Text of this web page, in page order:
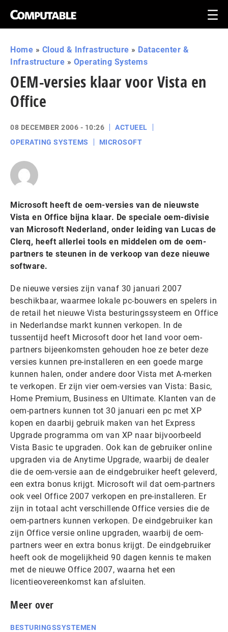
Home » Cloud & Infrastructure » Datacenter &
Infrastructure » Operating Systems
OEM-versies klaar voor Vista en
Office
08 DECEMBER 2006 - 10:26
ACTUEEL
OPERATING SYSTEMS
MICROSOFT
Microsoft heeft de oem-versies van de nieuwste
Vista en Office bijna klaar. De speciale oem-divisie
van Microsoft Nederland, onder leiding van Lucas de
Clerq, heeft allerlei tools en middelen om de oem-
partners te steunen in de verkoop van deze nieuwe
software.
De nieuwe versies zijn vanaf 30 januari 2007
beschikbaar, waarmee lokale pc-bouwers en spelers in
de retail het nieuwe Vista besturingssysteem en Office
in Nederlandse markt kunnen verkopen. In de
tussentijd heeft Microsoft door het land voor oem-
partners bijeenkomsten gehouden hoe ze beter deze
versies kunnen pre-installeren en een goede marge
kunnen halen, onder andere door Vista met A-merken
te verkopen. Er zijn vier oem-versies van Vista: Basic,
Home Premium, Business en Ultimate. Klanten van de
oem-partners kunnen tot 30 januari een pc met XP
kopen en daarbij gebruik maken van het Express
Upgrade programma om van XP naar bijvoorbeeld
Vista Basic te upgraden. Ook kan de gebruiker online
upgraden via de Anytime Upgrade, waarbij de dealer
die de oem-versie aan de eindgebruiker heeft geleverd,
een extra bonus krijgt. Microsoft wil dat oem-partners
ook veel Office 2007 verkopen en pre-installeren. Er
zijn in totaal acht verschillende Office versies die de
oem-partners kunnen verkopen. De eindgebruiker kan
zijn Office versie online upgraden, waarbij de oem-
partners weer en extra bonus krijgt. De eindgebruiker
heeft ook de mogelijkheid 90 dagen kennis te maken
met de nieuwe Office 2007, waarna het een
licentieovereenkomst kan afsluiten.
Meer over
BESTURINGSSYSTEMEN